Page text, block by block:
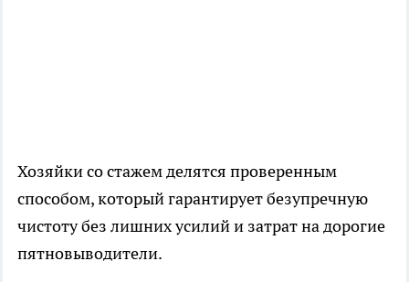
Хозяйки со стажем делятся проверенным
способом, который гарантирует безупречную
чистоту без лишних усилий и затрат на дорогие
пятновыводители.